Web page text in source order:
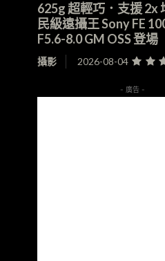
625g 超輕巧．支援
民級遠攝王 Sony FE
F5.6-8.0 GM OSS 登場
攝影 2026-08-04
- 廣告 -